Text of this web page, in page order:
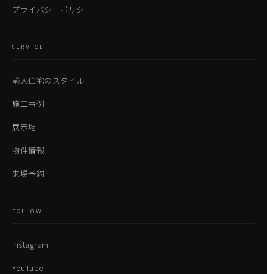
プライバシーポリシー
SERVICE
輸入住宅のスタイル
施工事例
展示場
物件情報
来場予約
FOLLOW
Instagram
YouTube